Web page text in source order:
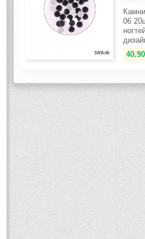
06